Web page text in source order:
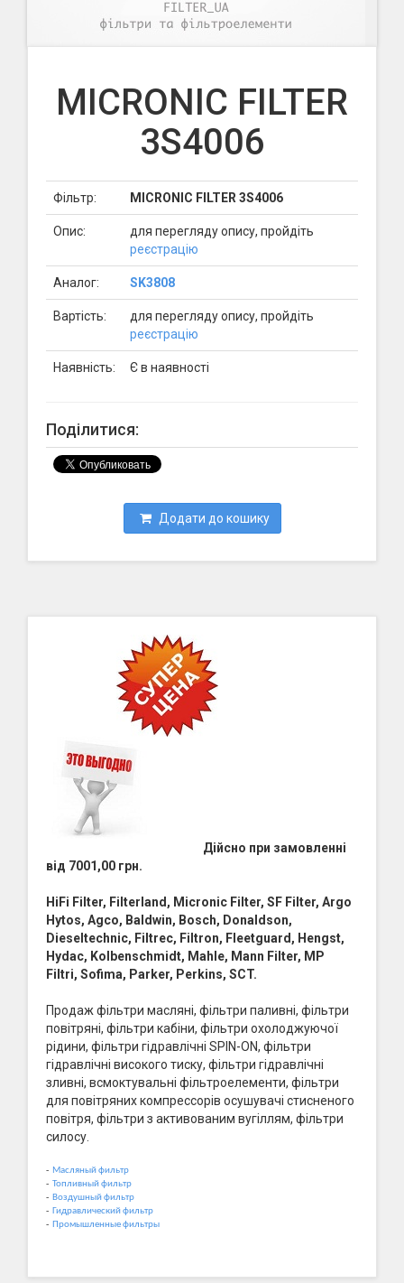
MICRONIC FILTER
3S4006
Фільтр: MICRONIC FILTER 3S4006
Опис:
для перегляду опису, пройдіть
реєстрацію
Аналог: SK3808
Вартість:
для перегляду опису, пройдіть
реєстрацію
Наявність: Є в наявності
Поділитися:
Додати до кошику
Дійсно при замовленні
від 7001,00 грн.
HiFi Filter, Filterland, Micronic Filter, SF Filter, Argo
Hytos, Agco, Baldwin, Bosch, Donaldson,
Dieseltechnic, Filtrec, Filtron, Fleetguard, Hengst,
Hydac, Kolbenschmidt, Mahle, Mann Filter, MP
Filtri, Sofima, Parker, Perkins, SCT.
Продаж фільтри масляні, фільтри паливні, фільтри
повітряні, фільтри кабіни, фільтри охолоджуючої
рідини, фільтри гідравлічні SPIN-ON, фільтри
гідравлічні високого тиску, фільтри гідравлічні
зливні, всмоктувальні фільтроелементи, фільтри
для повітряних компрессорів осушувачі стисненого
повітря, фільтри з активованим вугіллям, фільтри
силосу.
- Масляный фильтр
- Топливный фильтр
- Воздушный фильтр
- Гидравлический фильтр
- Промышленные фильтры